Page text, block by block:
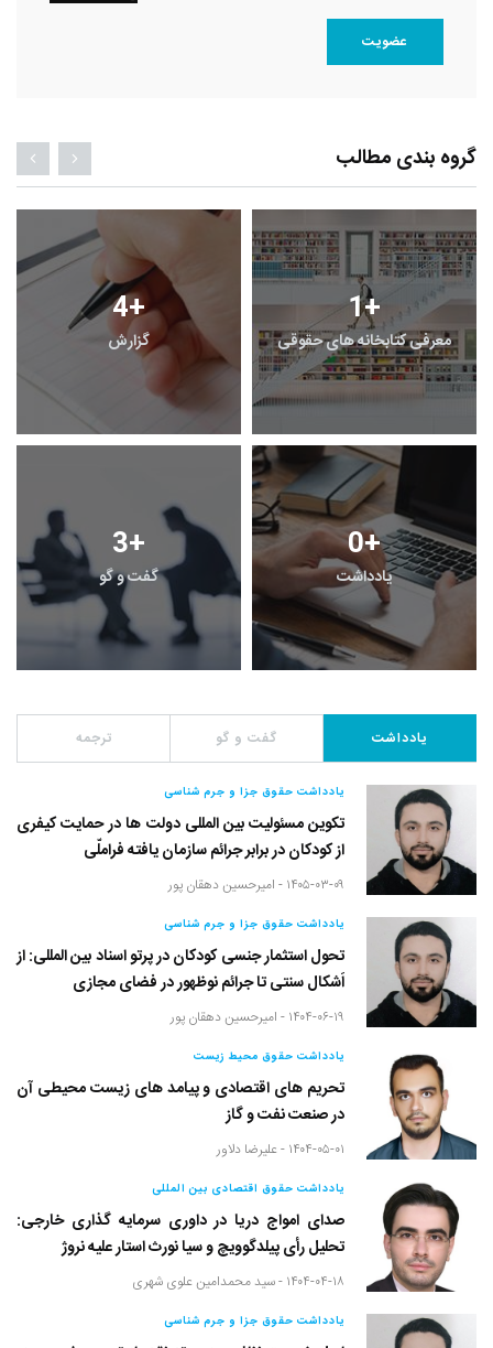
عضویت
گروه بندی مطالب
4+
گزارش
1+
معرفی کتابخانه های حقوقی
3+
گفت و گو
0+
یادداشت
یادداشت گفت و گو ترجمه
یادداشت حقوق جزا و جرم شناسی
تکوین مسئولیت بین المللی دولت ها در حمایت کیفری
از کودکان در برابر جرائم سازمان یافته فراملّی
۱۴۰۵-۰۳-۰۹ - امیرحسین دهقان پور
یادداشت حقوق جزا و جرم شناسی
تحول استثمار جنسی کودکان در پرتو اسناد بین المللی: از
اَشکال سنتی تا جرائم نوظهور در فضای مجازی
۱۴۰۴-۰۶-۱۹ - امیرحسین دهقان پور
یادداشت حقوق محیط زیست
تحریم های اقتصادی و پیامد های زیست محیطی آن
در صنعت نفت و گاز
۱۴۰۴-۰۵-۰۱ - علیرضا دلاور
یادداشت حقوق اقتصادی بین المللی
صدای امواج دریا در داوری سرمایه گذاری خارجی:
تحلیل رأی پیلدگوویچ و سیا نورث استار علیه نروژ
۱۴۰۴-۰۴-۱۸ - سید محمدامین علوی شهری
یادداشت حقوق جزا و جرم شناسی